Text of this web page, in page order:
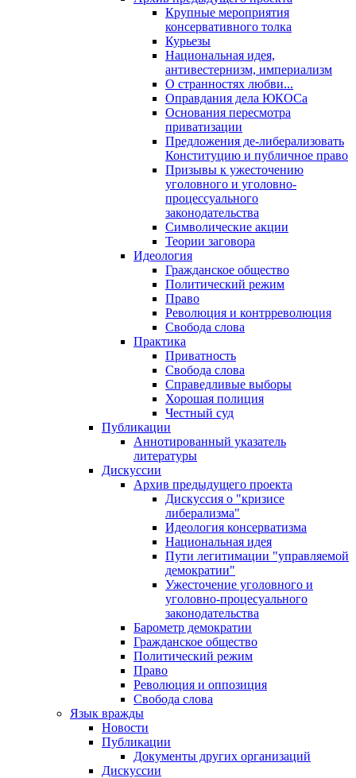
Крупные мероприятия
консервативного толка
Курьезы
Национальная идея,
антивестернизм, империализм
О странностях любви...
Оправдания дела ЮКОСа
Основания пересмотра
приватизации
Предложения де-либерализовать
Конституцию и публичное право
Призывы к ужесточению
уголовного и уголовно-
процессуального
законодательства
Символические акции
Теории заговора
Идеология
Гражданское общество
Политический режим
Право
Революция и контрреволюция
Свобода слова
Практика
Приватность
Свобода слова
Справедливые выборы
Хорошая полиция
Честный суд
Публикации
Аннотированный указатель
литературы
Дискуссии
Архив предыдущего проекта
Дискуссия о "кризисе
либерализма"
Идеология консерватизма
Национальная идея
Пути легитимации "управляемой
демократии"
Ужесточение уголовного и
уголовно-процесуального
законодательства
Барометр демократии
Гражданское общество
Политический режим
Право
Революция и оппозиция
Свобода слова
Язык вражды
Новости
Публикации
Документы других организаций
Дискуссии